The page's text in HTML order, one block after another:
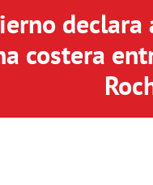
costera